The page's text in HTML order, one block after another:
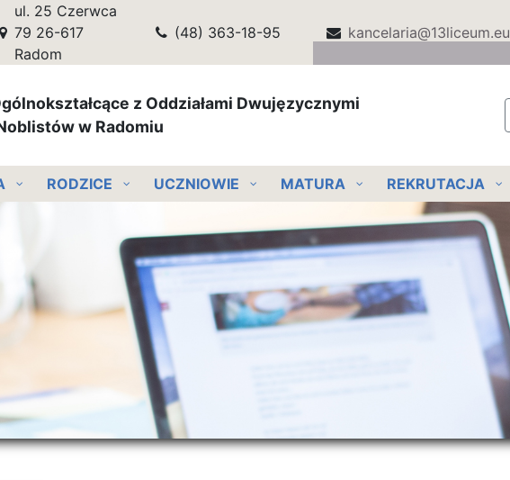
ul. 25 Czerwca
79 26-617
Radom
(48) 363-18-95 kancelaria@13liceum.eu
z Oddziałami Dwujęzycznymi
w Radomiu
RODZICE UCZNIOWIE MATURA REKRUTACJA